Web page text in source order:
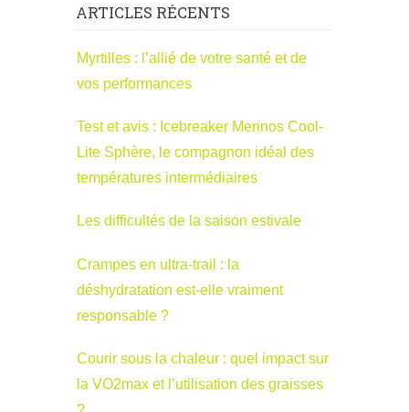
ARTICLES RÉCENTS
Myrtilles : l’allié de votre santé et de
vos performances
Test et avis : Icebreaker Merinos Cool-
Lite Sphère, le compagnon idéal des
températures intermédiaires
Les difficultés de la saison estivale
Crampes en ultra-trail : la
déshydratation est-elle vraiment
responsable ?
Courir sous la chaleur : quel impact sur
la VO2max et l’utilisation des graisses